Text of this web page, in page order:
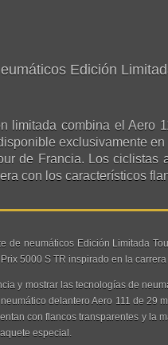
Edición
limitada combina el Aero
exclusivamente
de Francia. Los ciclistas
con los característicos
de neumáticos Edición Limitada
5000 S TR inspirado en la
y mostrar las tecnologías de
delantero Aero 111 de 29
con flancos transparentes y la
especial.